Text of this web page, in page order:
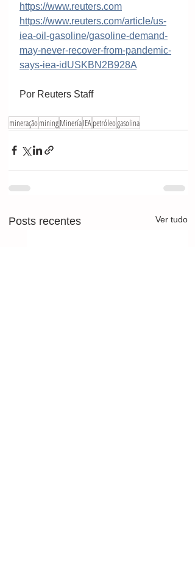
https://www.reuters.com
https://www.reuters.com/article/us-
iea-oil-gasoline/gasoline-demand-
may-never-recover-from-pandemic-
says-iea-idUSKBN2B928A
Por Reuters Staff
mineraçãominingMineríaIEApetróleogasolina
Posts recentes Ver tudo